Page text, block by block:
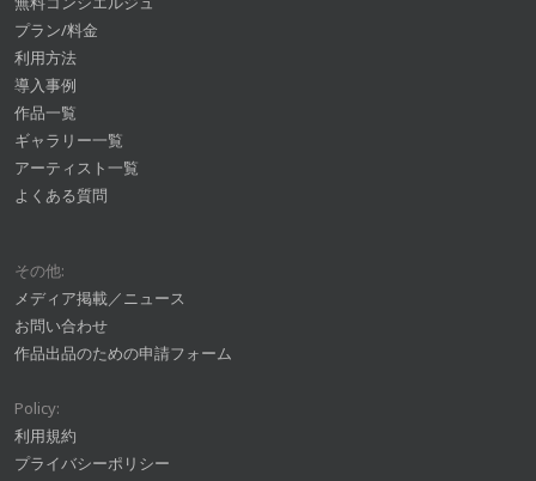
プラン/料金
利用方法
導入事例
作品一覧
ギャラリー一覧
アーティスト一覧
よくある質問
その他:
メディア掲載／ニュース
お問い合わせ
作品出品のための申請フォーム
Policy:
利用規約
プライバシーポリシー